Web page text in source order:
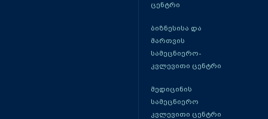
ცენტრი
ბიზნესისა და
მართვის
სამეცნიერო-
კვლევითი ცენტრი
მედიცინის
სამეცნიერო
კვლევითი ცენტრი